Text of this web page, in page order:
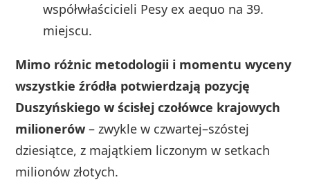
współwłaścicieli Pesy ex aequo na 39.
miejscu.
Mimo różnic metodologii i momentu wyceny
wszystkie źródła potwierdzają pozycję
Duszyńskiego w ścisłej czołówce krajowych
milionerów – zwykle w czwartej–szóstej
dziesiątce, z majątkiem liczonym w setkach
milionów złotych.